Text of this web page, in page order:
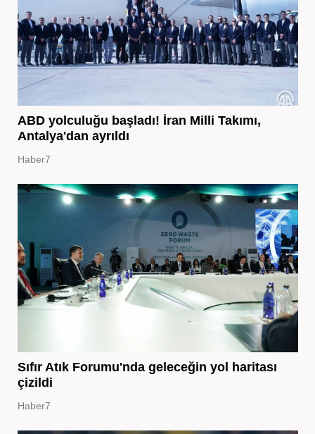
ABD yolculuğu başladı! İran Milli Takımı,
Antalya'dan ayrıldı
Haber7
Sıfır Atık Forumu'nda geleceğin yol haritası
çizildi
Haber7